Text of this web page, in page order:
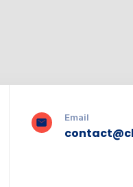
Email